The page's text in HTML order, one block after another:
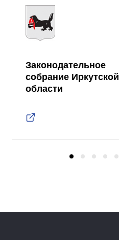
Законодательное
собрание Иркутской
области